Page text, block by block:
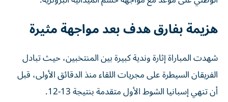
هزيمة بفارق هدف بعد مواجهة مثيرة
الفريقان السيطرة على مجريات اللقاء منذ الدقائق الأولى، قبل
أن تنهي إسبانيا الشوط الأول متقدمة بنتيجة 13-12.